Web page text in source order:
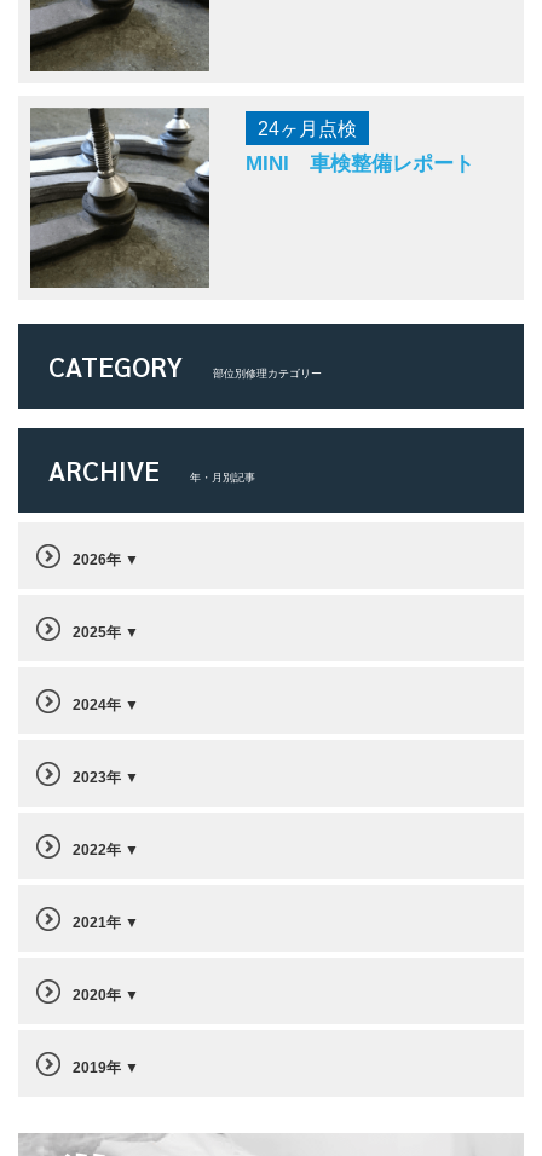
24ヶ月点検
MINI 車検整備レポート
CATEGORY 部位別修理カテゴリー
ARCHIVE 年・月別記事
2026年
2025年
2024年
2023年
2022年
2021年
2020年
2019年